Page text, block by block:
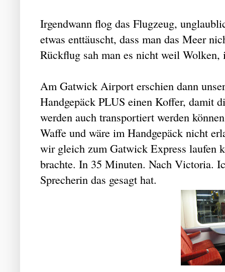
Irgendwann flog das Flugzeug,
etwas enttäuscht, dass man das Meer
Rückflug sah man es nicht weil
Am Gatwick Airport erschien dann
Handgepäck PLUS einen Koffer, damit
werden auch transportiert werden
Waffe und wäre im Handgepäck nicht
wir gleich zum Gatwick Express laufen
brachte. In 35 Minuten. Nach Victoria.
Sprecherin das gesagt hat.